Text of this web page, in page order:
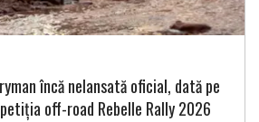
încă nelansată oficial, dată pe
off-road Rebelle Rally 2026